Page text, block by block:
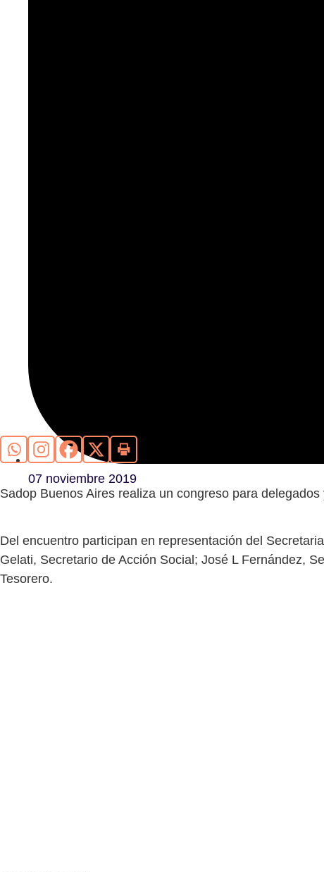
07 noviembre 2019
Sadop Buenos Aires realiza un congreso para
Del encuentro participan en representación del
Gelati, Secretario de Acción Social; José L Fernández,
Tesorero.